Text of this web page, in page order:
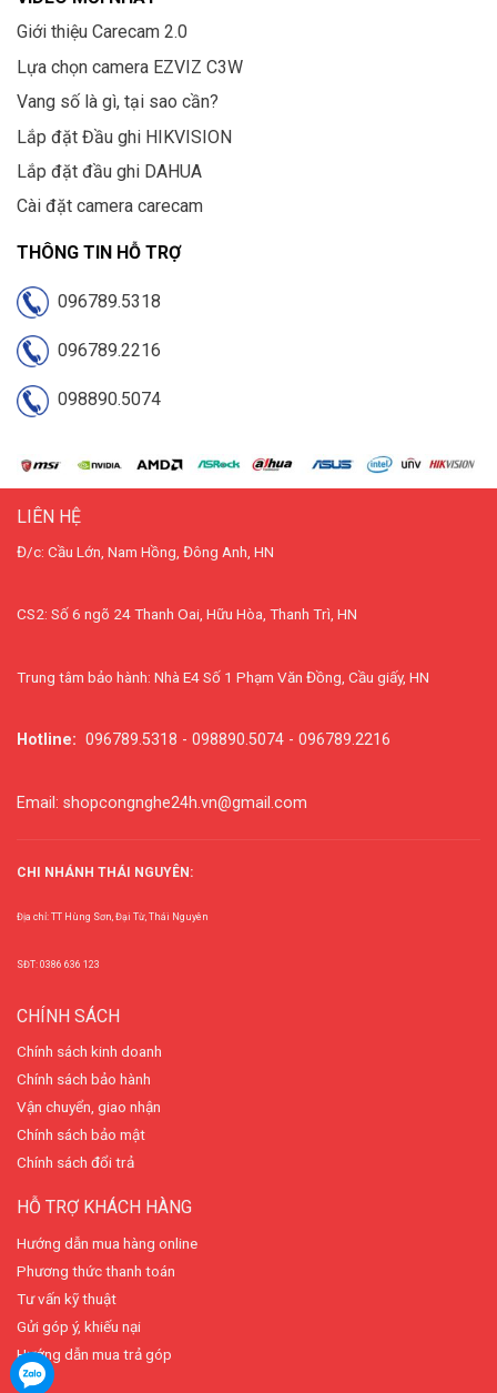
Giới thiệu Carecam 2.0
Lựa chọn camera EZVIZ C3W
Vang số là gì, tại sao cần?
Lắp đặt Đầu ghi HIKVISION
Lắp đặt đầu ghi DAHUA
Cài đặt camera carecam
THÔNG TIN HỖ TRỢ
096789.5318
096789.2216
098890.5074
LIÊN HỆ
Đ/c: Cầu Lớn, Nam Hồng, Đông Anh, HN
CS2: Số 6 ngõ 24 Thanh Oai, Hữu Hòa, Thanh Trì, HN
Trung tâm bảo hành: Nhà E4 Số 1 Phạm Văn Đồng, Cầu giấy, HN
Hotline: 096789.5318 - 098890.5074 - 096789.2216
Email: shopcongnghe24h.vn@gmail.com
CHI NHÁNH THÁI NGUYÊN:
Địa chỉ: TT Hùng Sơn, Đại Từ, Thái Nguyên
SĐT: 0386 636 123
CHÍNH SÁCH
Chính sách kinh doanh
Chính sách bảo hành
Vận chuyển, giao nhận
Chính sách bảo mật
Chính sách đổi trả
HỖ TRỢ KHÁCH HÀNG
Hướng dẫn mua hàng online
Phương thức thanh toán
Tư vấn kỹ thuật
Gửi góp ý, khiếu nại
Hướng dẫn mua trả góp